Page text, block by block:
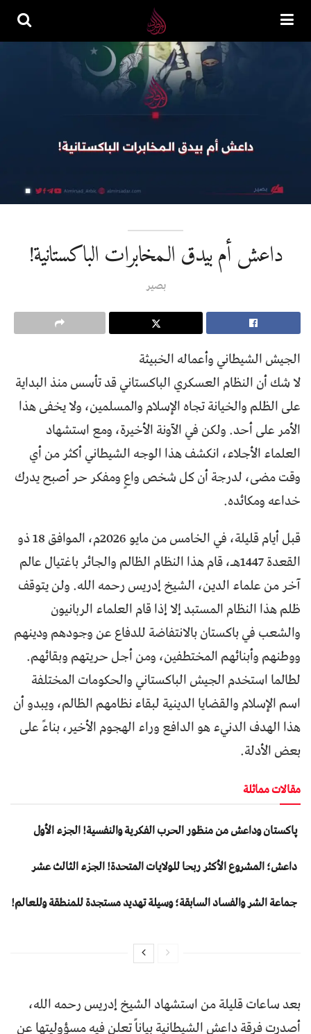
داعش أم بيدق الـمخابرات الباكستانية!
بصیر
الجيش الشيطاني وأعماله الخبيثة
لا شك أن النظام العسكري الباكستاني قد تأسس منذ البداية
على الظلم والخيانة تجاه الإسلام والمسلمين، ولا يخفى هذا
الأمر على أحد. ولكن في الآونة الأخيرة، ومع استشهاد
العلماء الأجلاء، انكشف هذا الوجه الشيطاني أكثر من أي
وقت مضى، لدرجة أن كل شخص واعٍ ومفكر حر أصبح يدرك
خداعه ومكائده.
قبل أيام قليلة، في الخامس من مايو 2026م، الموافق 18 ذو
القعدة 1447هـ، قام هذا النظام الظالم والجائر باغتيال عالم
آخر من علماء الدين، الشيخ إدريس رحمه الله. ولن يتوقف
ظلم هذا النظام المستبد إلا إذا قام العلماء الربانيون
والشعب في باكستان بالانتفاضة للدفاع عن وجودهم ودينهم
ووطنهم وأبنائهم المختطفين، ومن أجل حريتهم وبقائهم.
لطالما استخدم الجيش الباكستاني والحكومات المختلفة
اسم الإسلام والقضايا الدينية لبقاء نظامهم الظالم، ويبدو أن
هذا الهدف الدنيء هو الدافع وراء الهجوم الأخير، بناءً على
بعض الأدلة.
مقالات مماثلة
پاکستان وداعش من منظور الحرب الفكرية والنفسية! الجزء الأول
داعش؛ المشروع الأكثر ربحا للولايات المتحدة! الجزء الثالث عشر
جماعة الشر والفساد السابقة؛ وسيلة تهديد مستجدة للمنطقة وللعالم!
بعد ساعات قليلة من استشهاد الشيخ إدريس رحمه الله،
أصدرت فرقة داعش الشيطانية بياناً تعلن فيه مسؤوليتها عن